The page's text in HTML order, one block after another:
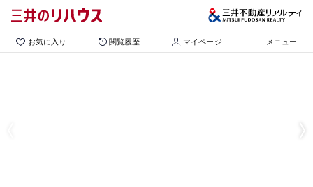
お気に入り 閲覧履歴 マイページ メニュー